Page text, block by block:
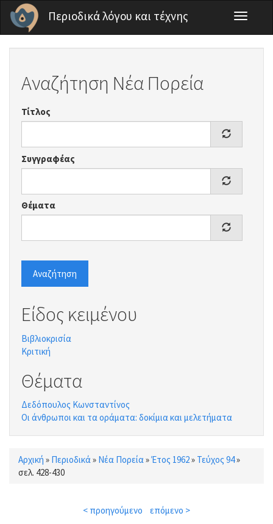
Παράκαμψη προς το κυρίως περιεχόμενο
Περιοδικά λόγου και τέχνης
Toggle
Αναζήτηση Νέα Πορεία
Τίτλος
Συγγραφέας
Θέματα
Αναζήτηση
Είδος κειμένου
Βιβλιοκρισία
Κριτική
Θέματα
Δεδόπουλος Κωνσταντίνος
Οι άνθρωποι και τα οράματα: δοκίμια και μελετήματα
Είστε εδώ
Αρχική » Περιοδικά» Νέα Πορεία»Έτος 1962» Τεύχος 94»
σελ. 428-430
< προηγούμενο επόμενο >